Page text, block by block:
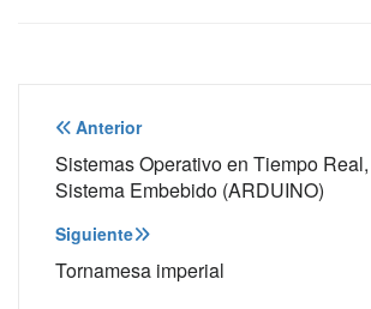
Navegación
de
entradas
Anterior
Sistemas Operativo en Tiempo
Sistema Embebido (ARDUINO)
Siguiente
Tornamesa imperial